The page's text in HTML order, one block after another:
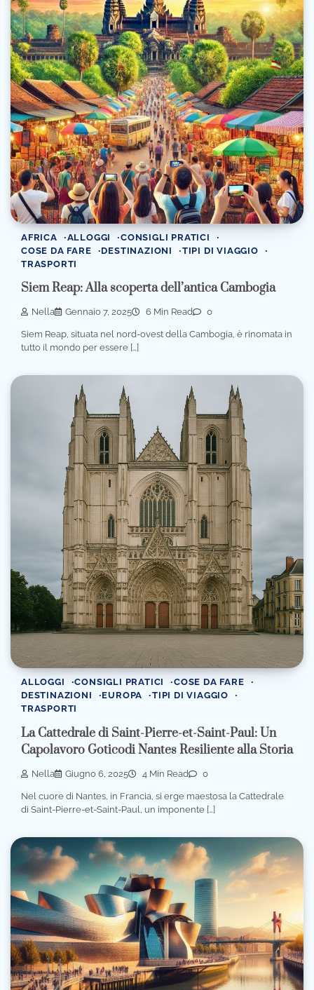
AFRICA ALLOGGI
CONSIGLI PRATICI
COSE DA FARE
DESTINAZIONI
TIPI DI VIAGGIO
TRASPORTI
Siem Reap: Alla scoperta dell’antica Cambogia
Nella Gennaio 7, 2025 6 Min Read 0
Siem Reap, situata nel nord-ovest della Cambogia, è rinomata in
tutto il mondo per essere […]
ALLOGGI CONSIGLI PRATICI
COSE DA FARE
DESTINAZIONI
EUROPA
TIPI DI VIAGGIO
TRASPORTI
La Cattedrale di Saint-Pierre-et-Saint-Paul: Un
Capolavoro Goticodi Nantes Resiliente alla Storia
Nella Giugno 6, 2025 4 Min Read 0
Nel cuore di Nantes, in Francia, si erge maestosa la Cattedrale
di Saint-Pierre-et-Saint-Paul, un imponente […]